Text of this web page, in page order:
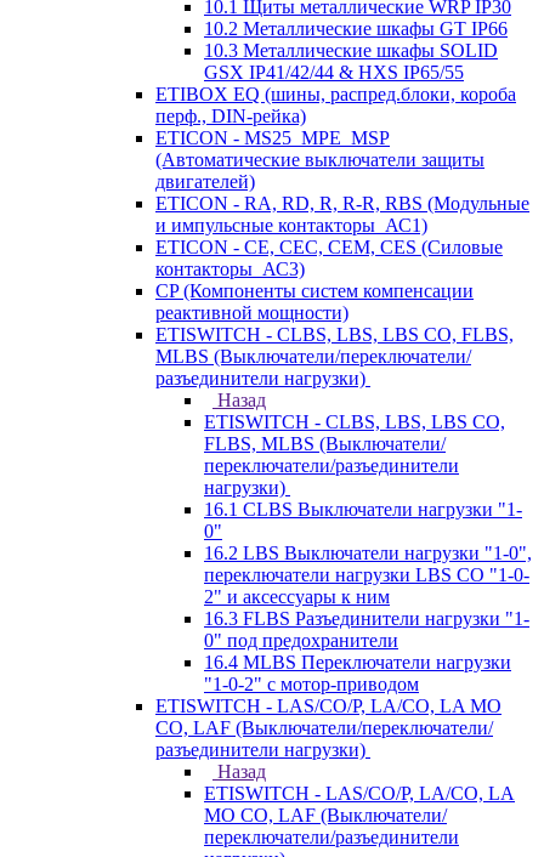
10.1 Щиты металлические WRP IP30
10.2 Металлические шкафы GT IP66
10.3 Металлические шкафы SOLID
GSX IP41/42/44 & HXS IP65/55
ETIBOX EQ (шины, распред.блоки, короба
перф., DIN-рейка)
ETICON - MS25_MPE_MSP
(Автоматические выключатели защиты
двигателей)
ETICON - RA, RD, R, R-R, RBS (Модульные
и импульсные контакторы_АС1)
ETICON - CE, CEC, CEM, CES (Силовые
контакторы_АС3)
CP (Компоненты систем компенсации
реактивной мощности)
ETISWITCH - CLBS, LBS, LBS CO, FLBS,
MLBS (Выключатели/переключатели/
разъединители нагрузки)
Назад
ETISWITCH - CLBS, LBS, LBS CO,
FLBS, MLBS (Выключатели/
переключатели/разъединители
нагрузки)
16.1 CLBS Выключатели нагрузки "1-
0"
16.2 LBS Выключатели нагрузки "1-0",
переключатели нагрузки LBS CO "1-0-
2" и аксессуары к ним
16.3 FLBS Разъединители нагрузки "1-
0" под предохранители
16.4 MLBS Переключатели нагрузки
"1-0-2" с мотор-приводом
ETISWITCH - LAS/CO/P, LA/CO, LA MO
CO, LAF (Выключатели/переключатели/
разъединители нагрузки)
Назад
ETISWITCH - LAS/CO/P, LA/CO, LA
MO CO, LAF (Выключатели/
переключатели/разъединители